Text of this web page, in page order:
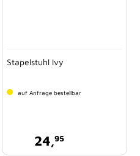
Stapelstuhl Ivy
auf Anfrage bestellbar
24,95